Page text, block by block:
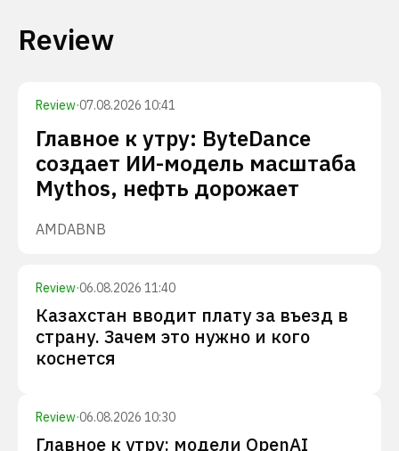
Review
Review·07.08.2026 10:41
Главное к утру: ByteDance
создает ИИ-модель масштаба
Mythos, нефть дорожает
AMDABNB
Review·06.08.2026 11:40
Казахстан вводит плату за въезд в
страну. Зачем это нужно и кого
коснется
Review·06.08.2026 10:30
Главное к утру: модели OpenAI